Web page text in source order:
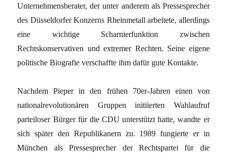
Unternehmensberater, der unter anderem als Pressesprecher
des Düsseldorfer Konzerns Rheinmetall arbeitete, allerdings
eine wichtige Scharnierfunktion zwischen
Rechtskonservativen und extremer Rechten. Seine eigene
politische Biografie verschaffte ihm dafür gute Kontakte.
Nachdem Pieper in den frühen 70er-Jahren einen von
nationalrevolutionären Gruppen initiierten Wahlaufruf
parteiloser Bürger für die CDU unterstützt hatte, wandte er
sich später den Republikanern zu. 1989 fungierte er in
München als Pressesprecher der Rechtspartei für die